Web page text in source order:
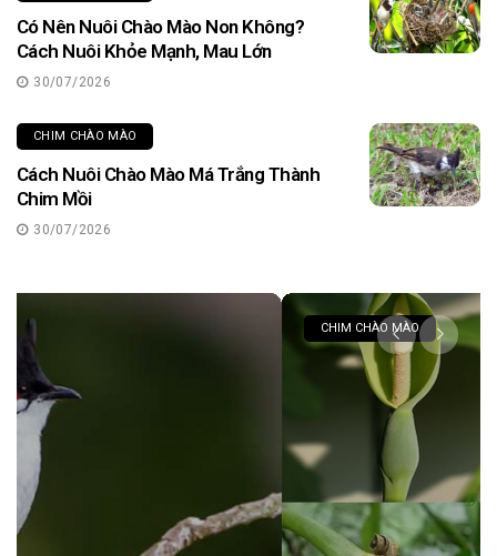
Có Nên Nuôi Chào Mào Non Không?
Cách Nuôi Khỏe Mạnh, Mau Lớn
30/07/2026
CHIM CHÀO MÀO
Cách Nuôi Chào Mào Má Trắng Thành
Chim Mồi
30/07/2026